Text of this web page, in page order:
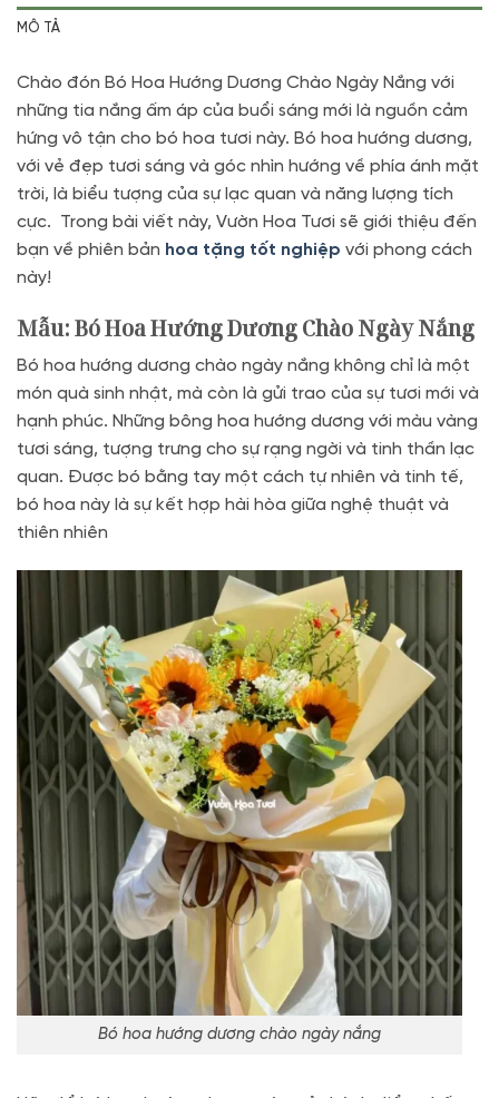
MÔ TẢ
Chào đón Bó Hoa Hướng Dương Chào Ngày Nắng với
những tia nắng ấm áp của buổi sáng mới là nguồn cảm
hứng vô tận cho bó hoa tươi này. Bó hoa hướng dương,
với vẻ đẹp tươi sáng và góc nhìn hướng về phía ánh mặt
trời, là biểu tượng của sự lạc quan và năng lượng tích
cực. Trong bài viết này, Vườn Hoa Tươi sẽ giới thiệu đến
bạn về phiên bản hoa tặng tốt nghiệp với phong cách
này!
Mẫu: Bó Hoa Hướng Dương Chào Ngày Nắng
Bó hoa hướng dương chào ngày nắng không chỉ là một
món quà sinh nhật, mà còn là gửi trao của sự tươi mới và
hạnh phúc. Những bông hoa hướng dương với màu vàng
tươi sáng, tượng trưng cho sự rạng ngời và tinh thần lạc
quan. Được bó bằng tay một cách tự nhiên và tinh tế,
bó hoa này là sự kết hợp hài hòa giữa nghệ thuật và
thiên nhiên
Bó hoa hướng dương chào ngày nắng